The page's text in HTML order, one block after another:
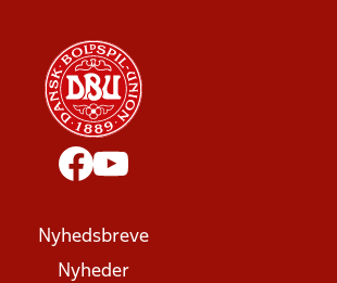
Nyhedsbreve
Nyheder